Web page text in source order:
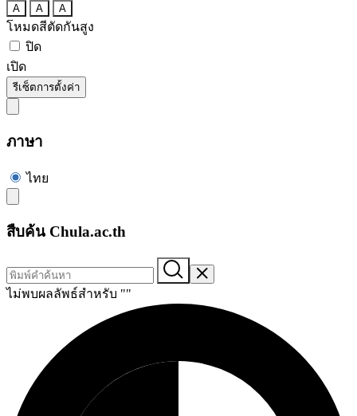
A A A
โหมดสีตัดกันสูง
ปิด
เปิด
รีเซ็ตการตั้งค่า
ภาษา
ไทย
สืบค้น Chula.ac.th
ไม่พบผลลัพธ์สำหรับ ""